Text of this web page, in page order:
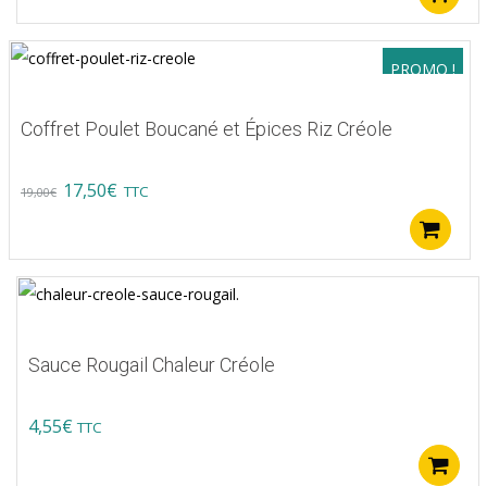
PROMO !
Coffret Poulet Boucané et Épices Riz Créole
19,00€ Original
was:
19,00€.
17,50€ Current
is:
17,50€.
TTC
Sauce Rougail Chaleur Créole
4,55€ TTC